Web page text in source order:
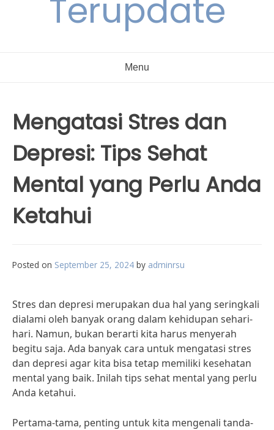
Terupdate
Menu
Mengatasi Stres dan
Depresi: Tips Sehat
Mental yang Perlu Anda
Ketahui
Posted on September 25, 2024 by adminrsu
Stres dan depresi merupakan dua hal yang seringkali
dialami oleh banyak orang dalam kehidupan sehari-
hari. Namun, bukan berarti kita harus menyerah
begitu saja. Ada banyak cara untuk mengatasi stres
dan depresi agar kita bisa tetap memiliki kesehatan
mental yang baik. Inilah tips sehat mental yang perlu
Anda ketahui.
Pertama-tama, penting untuk kita mengenali tanda-